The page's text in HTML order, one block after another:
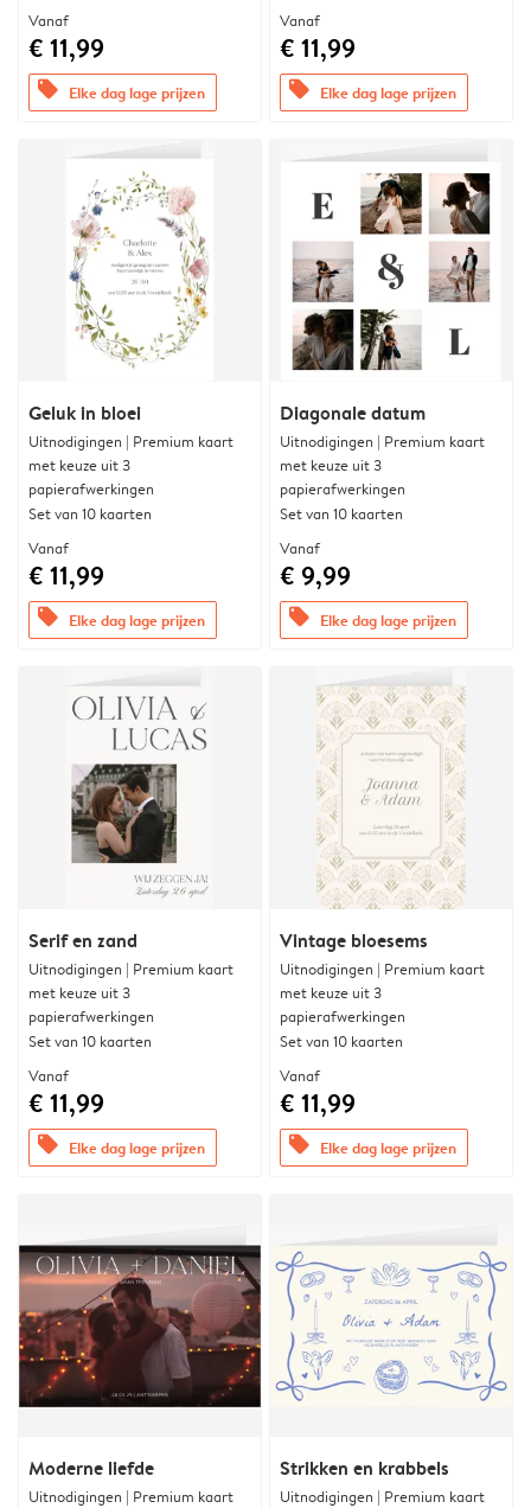
Vanaf
€ 11,99
offers Elke dag lage prijzen
Vanaf
€ 11,99
offers Elke dag lage prijzen
Geluk in bloei
Uitnodigingen | Premium kaart
met keuze uit 3
papierafwerkingen
Set van 10 kaarten
Vanaf
€ 11,99
offers Elke dag lage prijzen
Diagonale datum
Uitnodigingen | Premium kaart
met keuze uit 3
papierafwerkingen
Set van 10 kaarten
Vanaf
€ 9,99
offers Elke dag lage prijzen
Serif en zand
Uitnodigingen | Premium kaart
met keuze uit 3
papierafwerkingen
Set van 10 kaarten
Vanaf
€ 11,99
offers Elke dag lage prijzen
Vintage bloesems
Uitnodigingen | Premium kaart
met keuze uit 3
papierafwerkingen
Set van 10 kaarten
Vanaf
€ 11,99
offers Elke dag lage prijzen
Moderne liefde
Uitnodigingen | Premium kaart
Strikken en krabbels
Uitnodigingen | Premium kaart